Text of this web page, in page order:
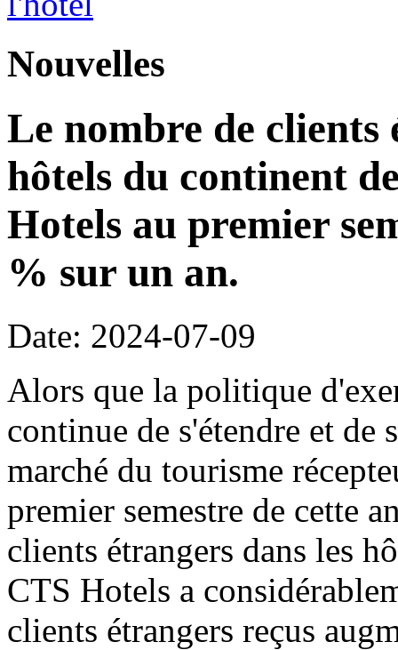
Nouvelles
Le nombre de clients
hôtels du continent
Hotels au premier
% sur un an.
Date: 2024-07-09
Alors que la politique
continue de s'étendre et
marché du tourisme
premier semestre de cette
clients étrangers dans les
CTS Hotels a
clients étrangers reçus